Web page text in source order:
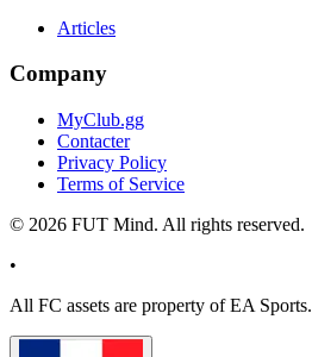
Articles
Company
MyClub.gg
Contacter
Privacy Policy
Terms of Service
© 2026 FUT Mind. All rights reserved.
•
All FC assets are property of EA Sports.